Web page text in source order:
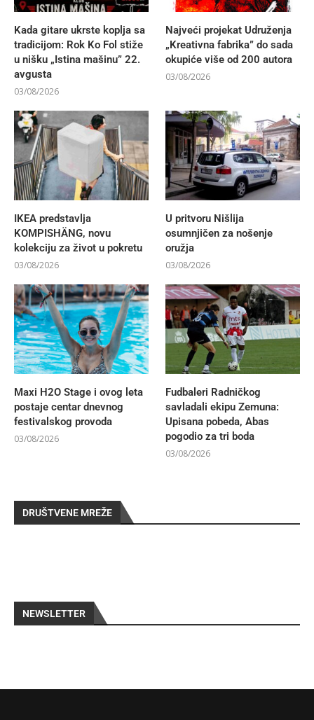
Kada gitare ukrste koplja sa
tradicijom: Rok Ko Fol stiže
u nišku „Istina mašinu” 22.
avgusta
03/08/2026
Najveći projekat Udruženja
„Kreativna fabrika” do sada
okupiće više od 200 autora
03/08/2026
IKEA predstavlja
KOMPISHÄNG, novu
kolekciju za život u pokretu
03/08/2026
U pritvoru Nišlija
osumnjičen za nošenje
oružja
03/08/2026
Maxi H2O Stage i ovog leta
postaje centar dnevnog
festivalskog provoda
03/08/2026
Fudbaleri Radničkog
savladali ekipu Zemuna:
Upisana pobeda, Abas
pogodio za tri boda
03/08/2026
DRUŠTVENE MREŽE
NEWSLETTER